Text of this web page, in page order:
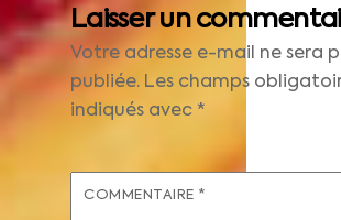
Laisser un
Votre adresse e-mail ne sera
publiée. Les champs
indiqués avec *
COMMENTAIRE *